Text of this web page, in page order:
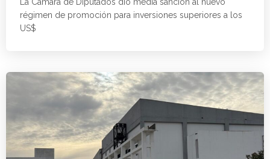
La Cámara de Diputados dio media sanción al nuevo
régimen de promoción para inversiones superiores a los
US$